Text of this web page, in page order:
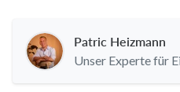
Patric Heizmann
Unser Experte für